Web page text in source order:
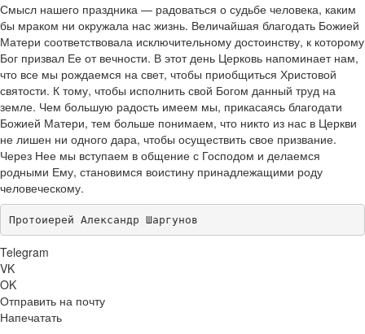
Смысл нашего праздника — радоваться о судьбе человека, каким
бы мраком ни окружала нас жизнь. Величайшая благодать Божией
Матери соответствовала исключительному достоинству, к которому
Бог призвал Ее от вечности. В этот день Церковь напоминает нам,
что все мы рождаемся на свет, чтобы приобщиться Христовой
святости. К тому, чтобы исполнить свой Богом данный труд на
земле. Чем большую радость имеем мы, прикасаясь благодати
Божией Матери, тем больше понимаем, что никто из нас в Церкви
не лишен ни одного дара, чтобы осуществить свое призвание.
Через Нее мы вступаем в общение с Господом и делаемся
родными Ему, становимся воистину принадлежащими роду
человеческому.
Протоиерей Александр Шаргунов
Telegram
VK
OK
Отправить на почту
Напечатать